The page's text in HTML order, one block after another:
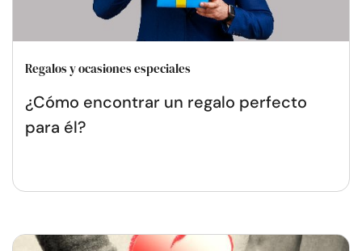
Regalos y ocasiones especiales
¿Cómo encontrar un regalo perfecto
para él?